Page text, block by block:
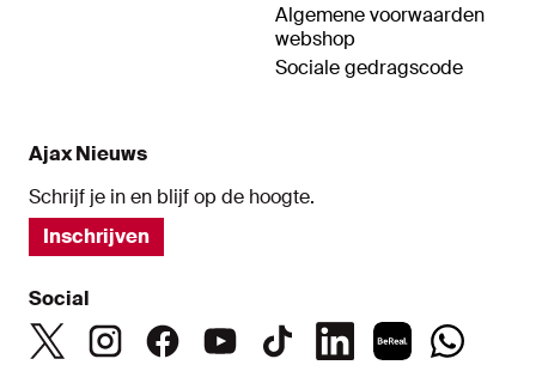
Algemene voorwaarden
webshop
Sociale gedragscode
Ajax Nieuws
Schrijf je in en blijf op de hoogte.
Inschrijven
Social